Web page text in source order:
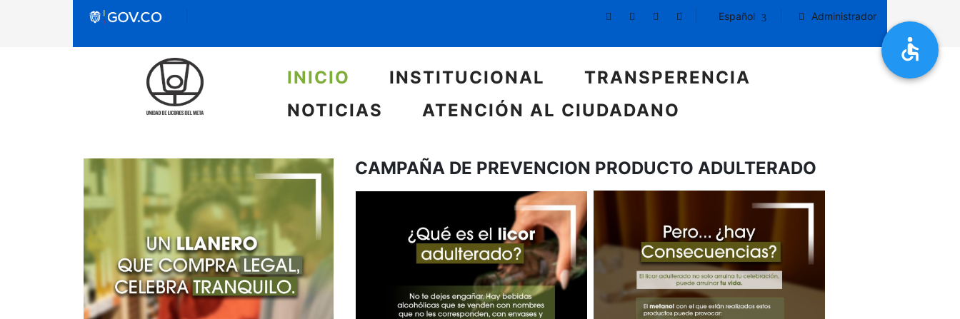
Español Administrador
INICIO INSTITUCIONAL
TRANSPERENCIA
NOTICIAS
ATENCIÓN AL CIUDADANO
CAMPAÑA DE PREVENCION PRODUCTO ADULTERADO